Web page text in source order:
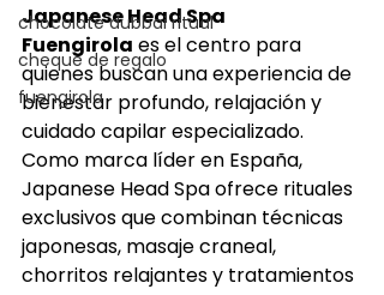
chocolate dubbai ritual
cheque de regalo
fuengirola
Japanese Head Spa
Fuengirola es el centro para
quienes buscan una experiencia de
bienestar profundo, relajación y
cuidado capilar especializado.
Como marca líder en España,
Japanese Head Spa ofrece rituales
exclusivos que combinan técnicas
japonesas, masaje craneal,
chorritos relajantes y tratamientos